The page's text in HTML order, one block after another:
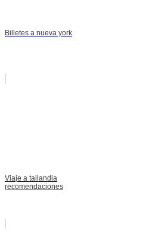
Billetes a nueva york
Viaje a tailandia
recomendaciones